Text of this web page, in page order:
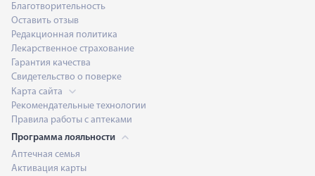
Благотворительность
Оставить отзыв
Редакционная политика
Лекарственное страхование
Гарантия качества
Свидетельство о поверке
Карта сайта
Рекомендательные технологии
Правила работы с аптеками
Программа лояльности
Аптечная семья
Активация карты